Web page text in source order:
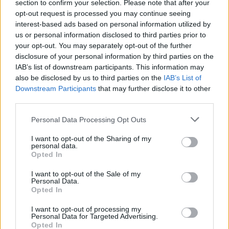
section to confirm your selection. Please note that after your
opt-out request is processed you may continue seeing
interest-based ads based on personal information utilized by
us or personal information disclosed to third parties prior to
your opt-out. You may separately opt-out of the further
disclosure of your personal information by third parties on the
IAB’s list of downstream participants. This information may
also be disclosed by us to third parties on the IAB’s List of
Downstream Participants that may further disclose it to other
Personal Data Processing Opt Outs
I want to opt-out of the Sharing of my
personal data.
Opted In
I want to opt-out of the Sale of my
Personal Data.
Opted In
I want to opt-out of processing my
Personal Data for Targeted Advertising.
Opted In
Anticonceptie - overig
Lexapro (509)
Depressie - antidepressiva SSRI
Concerta (503)
ADHD - psychostimulantia
Amlodipine (493)
Bloeddruk - calciumantagonisten
Amoxicilline / Clavulaanzuur (486)
Antibiotica - penicillines breedspectrum
Dexamfetamine (446)
ADHD - psychostimulantia
Euthyrox (436)
Schildklier - hypothyroidie (traagwerkend)